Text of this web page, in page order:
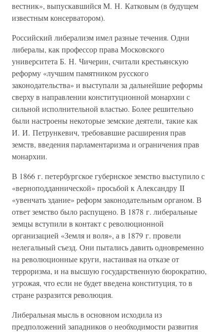
вестник», выпускавшийся М. Н. Катковым (в будущем
известным консерватором).
Российский либерализм имел разные течения. Одни
либералы, как профессор права Московского
университета Б. Н. Чичерин, считали крестьянскую
реформу «лучшим памятником русского
законодательства» и выступали за дальнейшие реформы
сверху в направлении конституционной монархии с
сильной исполнительной властью. Более решительно
были настроены некоторые земские деятели, такие как
И. И. Петрункевич, требовавшие расширения прав
земств, введения парламентаризма и ограничения прав
монархии.
В 1866 г. петербургское губернское земство выступило с
«верноподданнической» просьбой к Александру II
«увенчать здание» реформ законодательным органом. В
ответ земство было распущено. В 1878 г. либеральные
земцы вступили в контакт с революционной
организацией «Земля и воля», а в 1879 г. провели
нелегальный съезд. Они пытались давить одновременно
на революционные круги, настаивая на отказе от
терроризма, и на высшую государственную бюрократию,
угрожая, что если не будет введена конституция, то в
стране разразится революция.
Либеральная мысль в основном исходила из
предположений западников о необходимости развития